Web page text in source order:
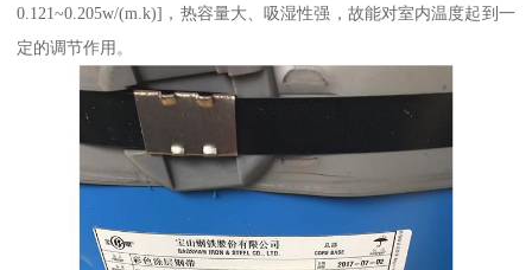
0.121~0.205w/(m.k)]，热容量大、吸湿性强，故能对室内温度起到一
定的调节作用。